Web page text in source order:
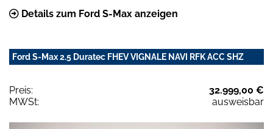
Details zum Ford S-Max anzeigen
Ford S-Max 2.5 Duratec FHEV VIGNALE NAVI RFK ACC SHZ
Preis:
32.999,00 €
MWSt:
ausweisbar